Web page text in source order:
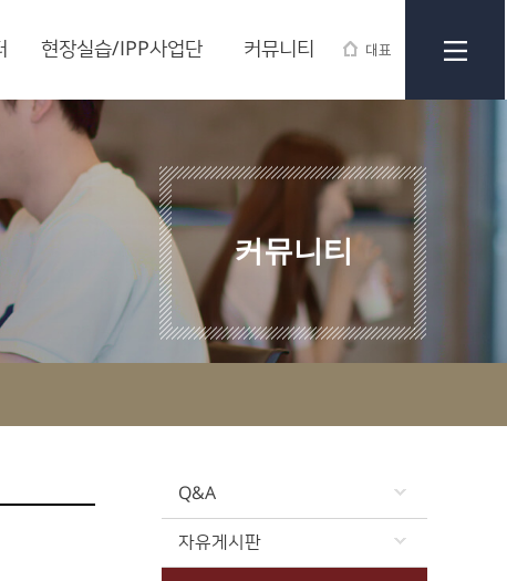
대표
현장실습/IPP사업단 커뮤니티
커뮤니티
Q&A
자유게시판